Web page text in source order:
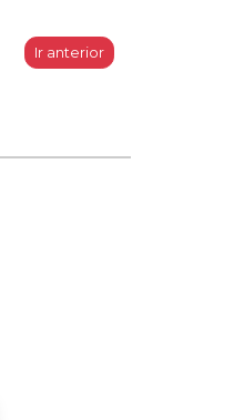
Ir anterior